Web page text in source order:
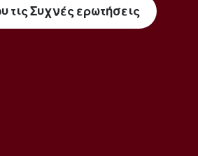
τις Συχνές ερωτήσεις